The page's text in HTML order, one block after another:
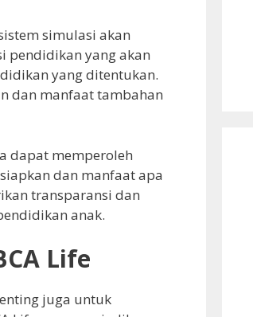
simulasi akan
pendidikan yang akan
yang ditentukan.
dan manfaat tambahan
dapat memperoleh
dan manfaat apa
transparansi dan
anak.
Life
juga untuk